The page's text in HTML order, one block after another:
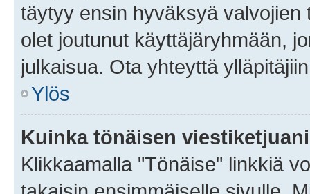
täytyy ensin hyväksyä
olet joutunut käyttäjäryhmään,
julkaisua. Ota yhteyttä
Ylös
Kuinka tönäisen
Klikkaamalla "Tönäise" linkkiä